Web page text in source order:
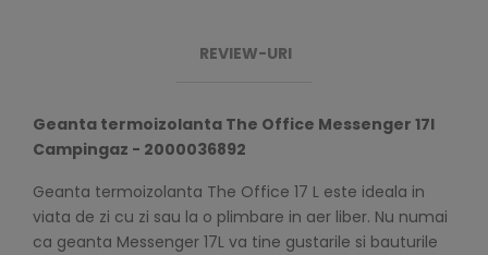
REVIEW-URI
Geanta termoizolanta The Office Messenger 17l
Campingaz - 2000036892
Geanta termoizolanta The Office 17 L este ideala in
viata de zi cu zi sau la o plimbare in aer liber. Nu numai
ca geanta Messenger 17L va tine gustarile si bauturile